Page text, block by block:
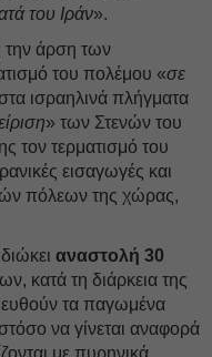
του Ιράν».
την άρση των
του πολέμου «σε
ισραηλινά πλήγματα
» των Στενών του
τον τερματισμό του
εισαγωγές και
πόλεων της χώρας,
αναστολή 30
κατά τη διάρκεια της
τα παγωμένα
να γίνεται αναφορά
με πυρηνικά